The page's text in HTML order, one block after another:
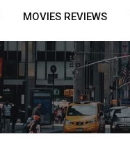
MOVIES REVIEWS